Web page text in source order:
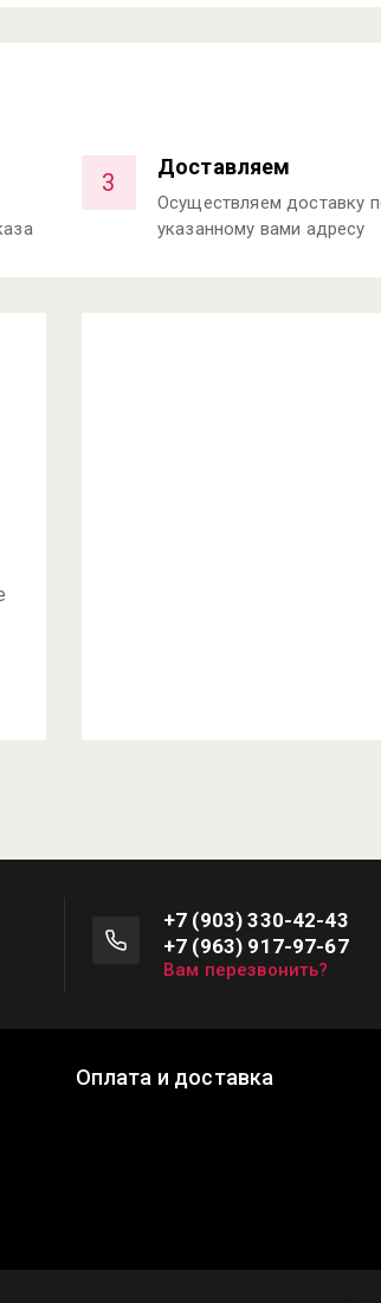
3
Доставляем
Осуществляем доставку
указанному вами адресу
+7 (903) 330-42-43
+7 (963) 917-97-67
Вам перезвонить?
Оплата и доставка